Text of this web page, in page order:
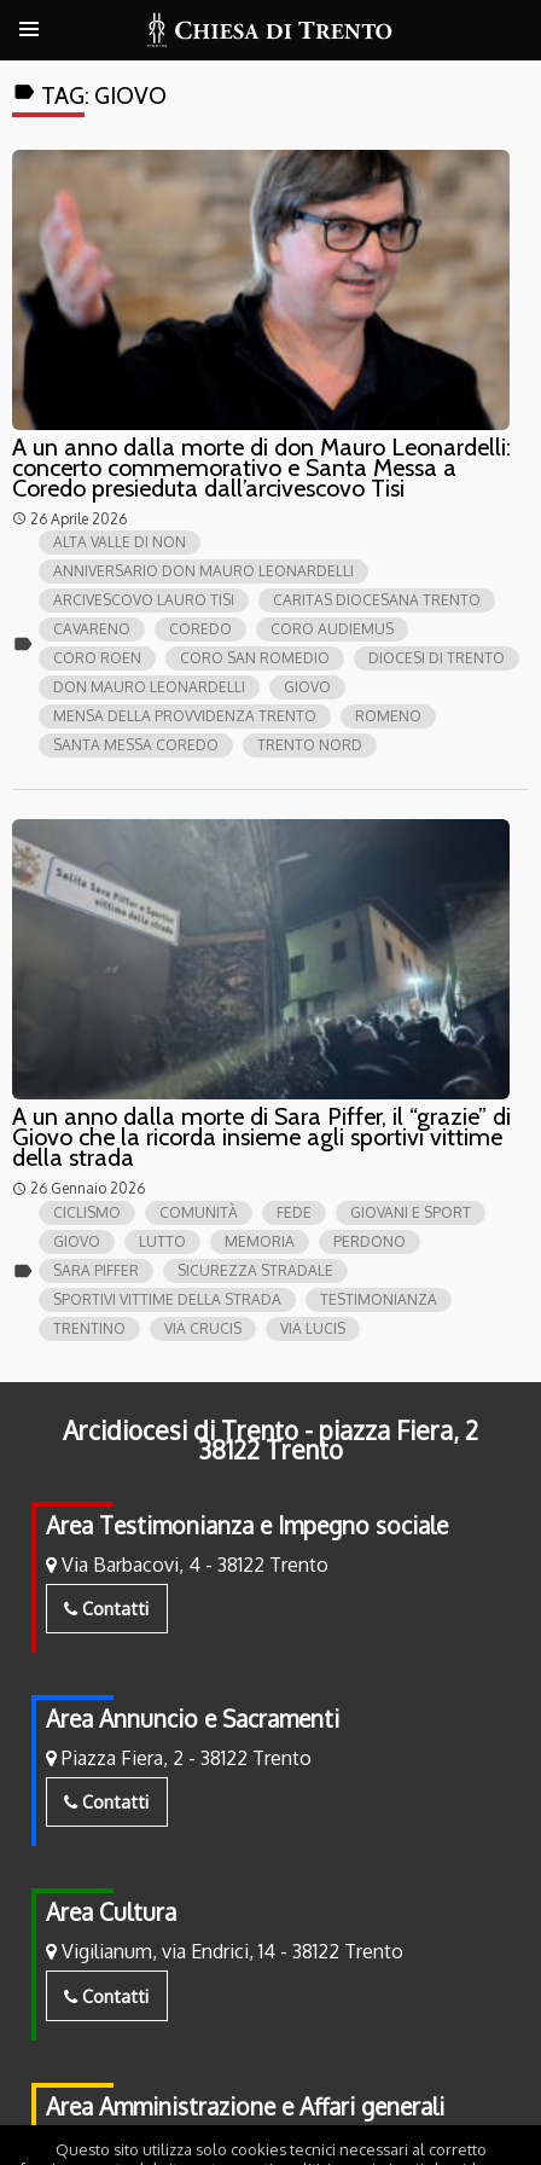
label TAG: GIOVO
A un anno dalla morte di don Mauro Leonardelli:
concerto commemorativo e Santa Messa a
Coredo presieduta dall’arcivescovo Tisi
access_time 26 Aprile 2026
label
ALTA VALLE DI NON
ANNIVERSARIO DON MAURO LEONARDELLI
ARCIVESCOVO LAURO TISI
CARITAS DIOCESANA TRENTO
CAVARENO
COREDO
CORO AUDIEMUS
CORO ROEN
CORO SAN ROMEDIO
DIOCESI DI TRENTO
DON MAURO LEONARDELLI
GIOVO
MENSA DELLA PROVVIDENZA TRENTO
ROMENO
SANTA MESSA COREDO
TRENTO NORD
A un anno dalla morte di Sara Piffer, il “grazie” di
Giovo che la ricorda insieme agli sportivi vittime
della strada
access_time 26 Gennaio 2026
label
CICLISMO COMUNITÀ FEDE
GIOVANI E SPORT
GIOVO
LUTTO MEMORIA
PERDONO
SARA PIFFER
SICUREZZA STRADALE
SPORTIVI VITTIME DELLA STRADA
TESTIMONIANZA
TRENTINO
VIA CRUCIS VIA LUCIS
Arcidiocesi di Trento - piazza Fiera, 2
38122 Trento
Area Testimonianza e Impegno sociale
Via Barbacovi, 4 - 38122 Trento
Contatti
Area Annuncio e Sacramenti
Piazza Fiera, 2 - 38122 Trento
Contatti
Area Cultura
Vigilianum, via Endrici, 14 - 38122 Trento
Contatti
Area Amministrazione e Affari generali
Piazza Fiera, 2 - 38122 Trento
Questo sito utilizza solo cookies tecnici necessari al corretto